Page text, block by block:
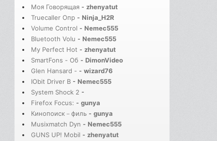
Моя Говорящая - zhenyatut
Truecaller Опр - Ninja_H2R
Volume Control - Nemec555
Bluetooth Volu - Nemec555
My Perfect Hot - zhenyatut
SmartFons - Об - DimonVideo
Glen Hansard - - wizard76
IObit Driver B - Nemec555
System Shock 2 -
Firefox Focus: - gunya
Кинопоиск－филь - gunya
Musixmatch Dyn - Nemec555
GUNS UP! Mobil - zhenyatut